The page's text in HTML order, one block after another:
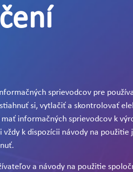
sprievodcov pre
si, vytlačiť a skontrolovať
informačných sprievodcov k
k dispozícii návody na použitie
a návody na použitie